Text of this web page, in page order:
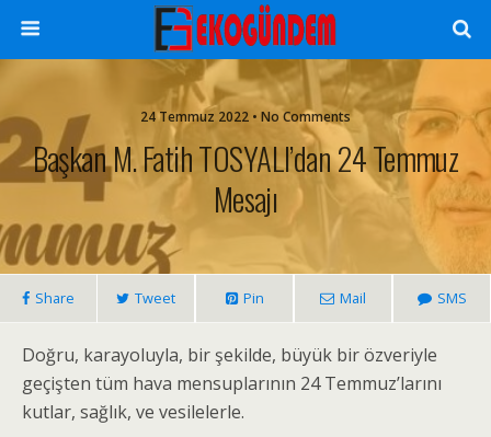
24 Temmuz 2022 • No Comments
Başkan M. Fatih TOSYALI’dan 24 Temmuz
Mesajı
Share Tweet Pin Mail SMS
Doğru, karayoluyla, bir şekilde, büyük bir özveriyle
geçişten tüm hava mensuplarının 24 Temmuz’larını
kutlar, sağlık, ve vesilelerle.